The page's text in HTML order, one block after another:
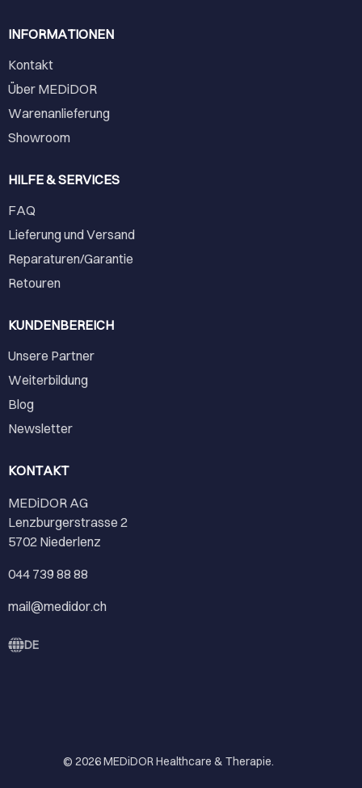
INFORMATIONEN
Kontakt
Über MEDiDOR
Warenanlieferung
Showroom
HILFE & SERVICES
FAQ
Lieferung und Versand
Reparaturen/Garantie
Retouren
KUNDENBEREICH
Unsere Partner
Weiterbildung
Blog
Newsletter
KONTAKT
MEDiDOR AG
Lenzburgerstrasse 2
5702 Niederlenz
044 739 88 88
mail@medidor.ch
DE
© 2026MEDiDOR Healthcare & Therapie.